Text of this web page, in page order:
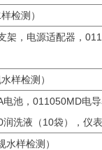
检测）
架，电源适配器，
样检测）
池，011050MD电
洗液（10袋），仪
样检测）